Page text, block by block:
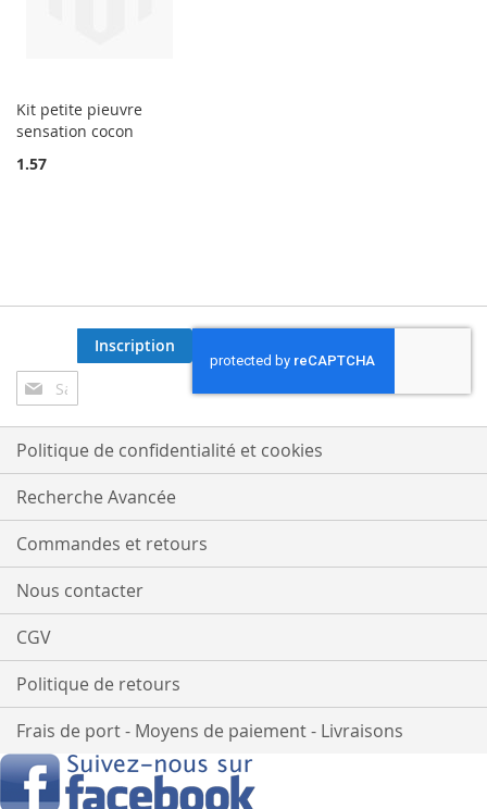
Kit petite pieuvre
sensation cocon
1.57
Inscription
à
notre
lettre
d’information
:
Inscription
Politique de confidentialité et cookies
Recherche Avancée
Commandes et retours
Nous contacter
CGV
Politique de retours
Frais de port - Moyens de paiement - Livraisons